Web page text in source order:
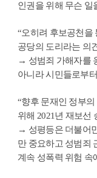
인권을 위해 무슨 일
“오히려 후보공천을
공당의 도리라는 의
→ 성범죄 가해자를
아니라 시민들로부
“향후 문재인 정부
위해 2021년 재보선
→ 성평등은 더불어
만 중요하고 성범죄
계속 성폭력 위험 속